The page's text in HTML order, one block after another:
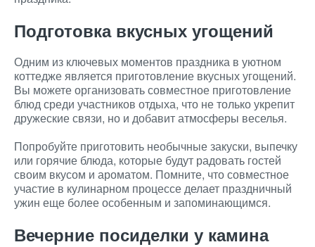
Подготовка вкусных угощений
Одним из ключевых моментов праздника в уютном
коттедже является приготовление вкусных угощений.
Вы можете организовать совместное приготовление
блюд среди участников отдыха, что не только укрепит
дружеские связи, но и добавит атмосферы веселья.
Попробуйте приготовить необычные закуски, выпечку
или горячие блюда, которые будут радовать гостей
своим вкусом и ароматом. Помните, что совместное
участие в кулинарном процессе делает праздничный
ужин еще более особенным и запоминающимся.
Вечерние посиделки у камина